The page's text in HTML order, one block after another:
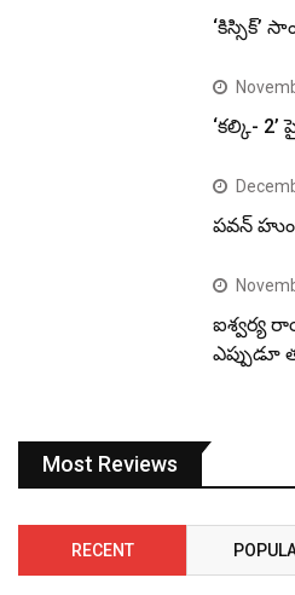
‘కిస్సిక్’
‘కల్కి-
పవన్
ఐశ్వర్య
ఎప్పుడూ
Most Reviews
RECENT